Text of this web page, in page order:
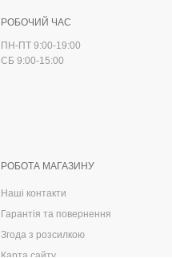
РОБОТА МАГАЗИНУ
Наші контакти
Гарантія та повернення
Згода з розсилкою
Карта сайту
РОБОЧИЙ ЧАС
ПН-ПТ 9:00-19:00
СБ 9:00-15:00